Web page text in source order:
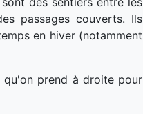
passages couverts. Ils
en hiver (notamment
qu'on prend à droite pour